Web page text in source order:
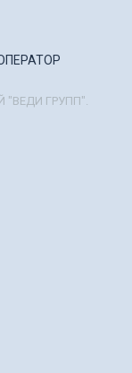
"ВЕДИ ГРУПП".